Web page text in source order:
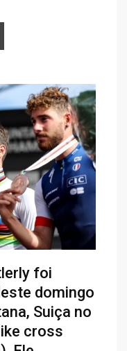
foi
domingo
Suiça no
cross